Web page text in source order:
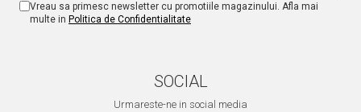
Vreau sa primesc newsletter cu promotiile magazinului. Afla mai
multe in Politica de Confidentialitate
SOCIAL
Urmareste-ne in social media